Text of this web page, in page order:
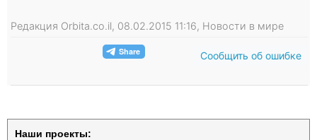
Редакция Orbita.co.il, 08.02.2015 11:16, Новости в мире
Сообщить об ошибке
Наши проекты: